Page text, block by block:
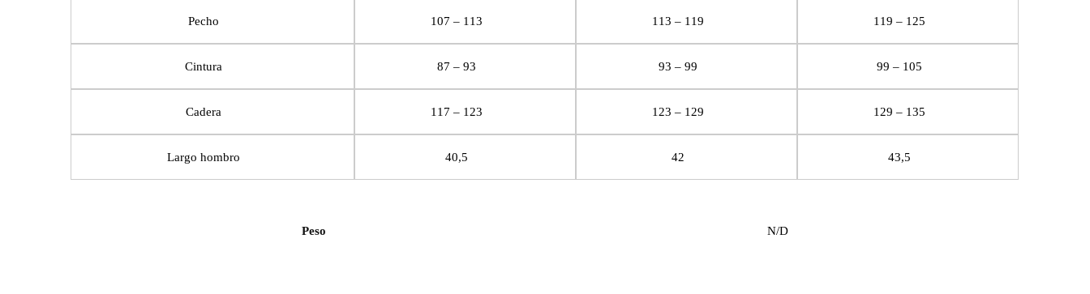
Pecho 107 – 113 113 – 119 119 – 125
Cintura 87 – 93 93 – 99 99 – 105
Cadera 117 – 123 123 – 129 129 – 135
Largo hombro 40,5 42 43,5
Peso N/D